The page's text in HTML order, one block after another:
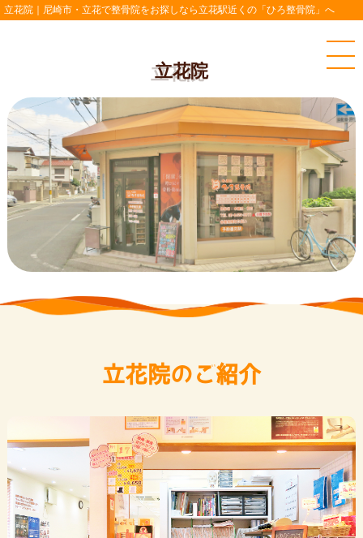
立花院｜尼崎市・立花で整骨院をお探しなら立花駅近くの「ひろ整骨院」へ
立花院
立花院のご紹介